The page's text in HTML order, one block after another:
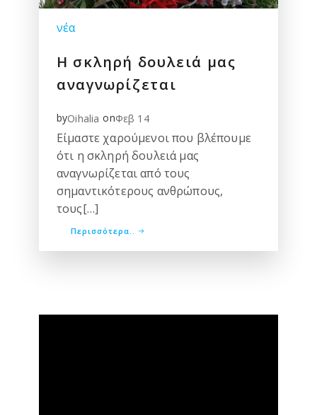
νέα
Η σκληρή δουλειά μας
αναγνωρίζεται
byOihalia onΦεβ 14
Είμαστε χαρούμενοι που βλέπουμε
ότι η σκληρή δουλειά μας
αναγνωρίζεται από τους
σημαντικότερους ανθρώπους,
τους[…]
Περισσότερα..